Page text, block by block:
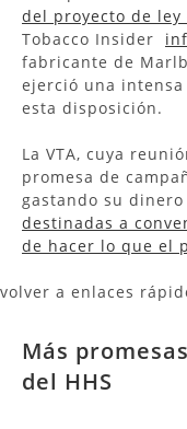
del proyecto de ley
Tobacco Insider
fabricante de
ejerció una
esta disposición.
La VTA, cuya
promesa de
gastando su
destinadas a
de hacer lo que el
volver a enlaces
Más
del HHS